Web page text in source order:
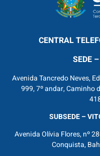
CENTRAL
SEDE
Avenida Tancredo Neves,
999, 7º andar, Caminho
SUBSEDE –
Avenida Olívia Flores, nº
Conquista,